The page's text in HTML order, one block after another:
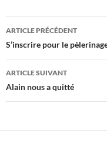
Navigation
des
articles
ARTICLE PRÉCÉDENT
S’inscrire pour le
ARTICLE SUIVANT
Alain nous a quitté